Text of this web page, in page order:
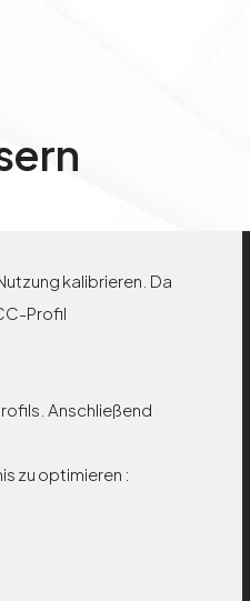
kalibrieren. Da
Profil
Anschließend
zu optimieren :